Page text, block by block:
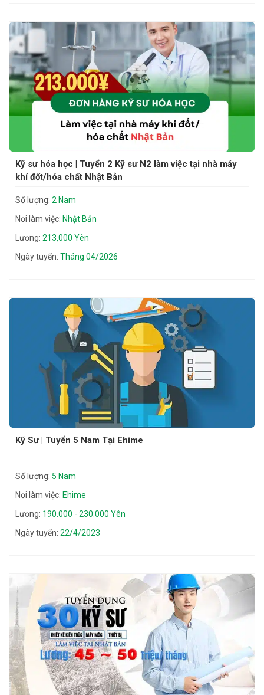
Kỹ sư hóa học | Tuyển 2 Kỹ sư N2 làm việc tại nhà máy
khí đốt/hóa chất Nhật Bản
Số lượng: 2 Nam
Nơi làm việc: Nhật Bản
Lương: 213,000 Yên
Ngày tuyển: Tháng 04/2026
Kỹ Sư | Tuyển 5 Nam Tại Ehime
Số lượng: 5 Nam
Nơi làm việc: Ehime
Lương: 190.000 - 230.000 Yên
Ngày tuyển: 22/4/2023